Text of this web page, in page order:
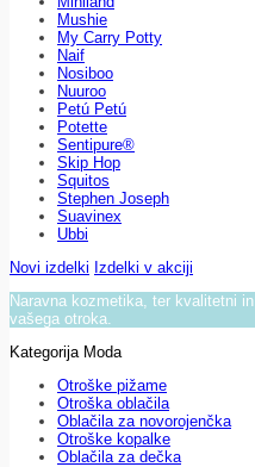
Mushie
My Carry Potty
Naif
Nosiboo
Nuuroo
Petú Petú
Potette
Sentipure®
Skip Hop
Squitos
Stephen Joseph
Suavinex
Ubbi
Novi izdelki Izdelki v akciji
Naravna kozmetika, ter kvalitetni
vašega otroka.
Kategorija Moda
Otroške pižame
Otroška oblačila
Oblačila za novorojenčka
Otroške kopalke
Oblačila za dečka